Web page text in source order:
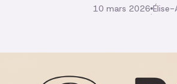
10 mars 2026·Élise-